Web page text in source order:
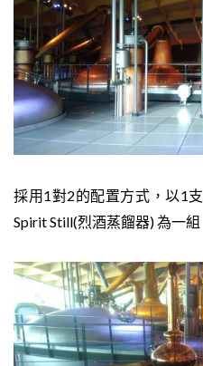
採用1對2的配置方式，以1支
Spirit Still(烈酒蒸餾器) 為一組